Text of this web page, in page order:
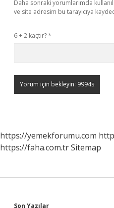
Daha sonraki yorumlarımda
ve site adresim bu tarayıcıya
6 + 2 kaçtır?*
https://yemekforumu.com
https://faha.com.trSitemap
Son Yazılar